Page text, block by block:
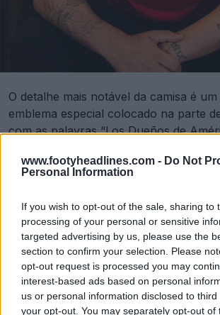
www.footyheadlines.com - Do Not
Personal Information
If you wish to opt-out of the sale, sharing to
processing of your personal or sensitive
targeted advertising by us, please use the
section to confirm your selection. Please
opt-out request is processed you may
interest-based ads based on personal
us or personal information disclosed to
your opt-out. You may separately opt-out of
O detalhe mais notável da camisa é
emblema especial colocado na parte
com as palavras “Los Dueños de